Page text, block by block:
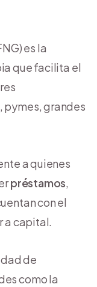
es la
que facilita el
grandes
a quienes
préstamos,
con el
a capital.
de
como la